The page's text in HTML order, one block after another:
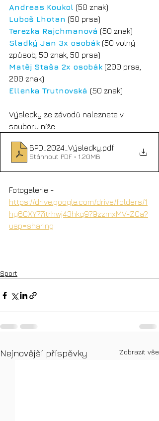
Andreas Koukol (50 znak)
Luboš Lhotan (50 prsa)
Terezka Rajchmanová (50 znak)
Sladký Jan 3x osobák (50 volný
způsob, 50 znak, 50 prsa)
Matěj Staša 2x osobák (200 prsa,
200 znak)
Ellenka Trutnovská (50 znak)
Výsledky ze závodů naleznete v
souboru níže
BPD_2024_Výsledky .pdf
Stáhnout PDF • 1.20MB
Fotogalerie -
https://drive.google.com/drive/folders/1
hy6CXY77itrhwj43hkq979zzmxMV-ZCa?
usp=sharing
Sport
Nejnovější příspěvky Zobrazit vše